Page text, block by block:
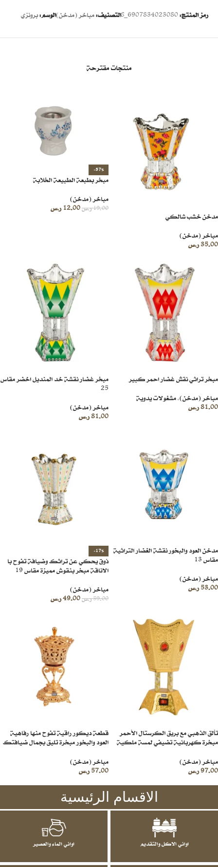
رمز المنتج:6907834023080_S التصنيف:مباخر (مدخن)الوسم:برونزي
منتجات مقترحة
مدخن خشب شالكي
مباخر (مدخن)
35.00ر.س
-37%
مبخر بطبعة الطبيعة الخلابة
مباخر (مدخن)
19.00ر.س12.00 ر.س
مبخر تراثي نقش غضار احمر كبير
مباخر (مدخن),مشغولات يدوية
81.00ر.س
مبخر غضار نقشة خد المنديل اخضر مقاس
25
مباخر (مدخن)
81.00ر.س
مدخن العود والبخور نقشة الغضار التراثية
مقاس 13
مباخر (مدخن)
53.00ر.س
-17%
ذوق يحكي عن تراثك وضيافة تفوح با
الاناقة مبخر بنقوش مميزة مقاس 19
مباخر (مدخن)
59.00ر.س49.00ر.س
تألق الذهبي مع بريق الكرستال الأحمر
مبخرة كهربائية تضيفي لمسة ملكية
مباخر (مدخن)
97.00ر.س
قطعة ديكور راقية تفوح منها رفاهية
العود والبخور مبخرة تليق بجمال ضيافتك
مباخر (مدخن)
57.00ر.س
الاقسام الرئيسية
اواني الاكل والتقديم اواني الماء والعصير